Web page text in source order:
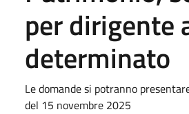
per dirigente
determinato
Le domande si potranno
del 15 novembre 2025